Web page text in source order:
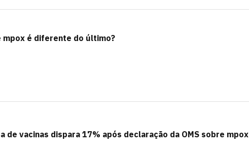
mpox é diferente do último?
de vacinas dispara 17% após declaração da OMS sobre mpox